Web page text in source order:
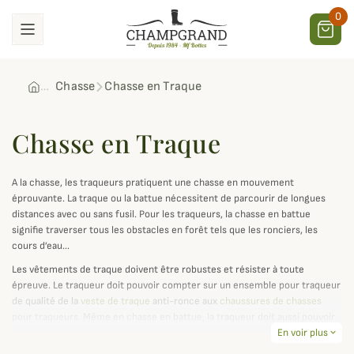
0
Chasse Chasse en Traque
Chasse en Traque
A la chasse, les traqueurs pratiquent une chasse en mouvement
éprouvante. La traque ou la battue nécessitent de parcourir de longues
distances avec ou sans fusil. Pour les traqueurs, la chasse en battue
signifie traverser tous les obstacles en forêt tels que les ronciers, les
cours d’eau…
Les vêtements de traque doivent être robustes et résister à toute
épreuve. Le traqueur doit pouvoir compter sur un ensemble pour traqueur
de qualité de la veste de traque anti-ronce aux chaussures de chasses
compter sur sa sécurité et être visible des autres chasseurs avec des
En voir plus expand_more